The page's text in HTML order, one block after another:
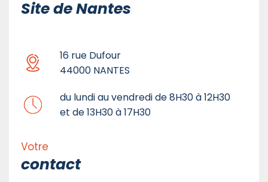
Site de Nantes
16 rue Dufour
44000 NANTES
du lundi au vendredi de 8H30 à 12H30
et de 13H30 à 17H30
Votre
contact